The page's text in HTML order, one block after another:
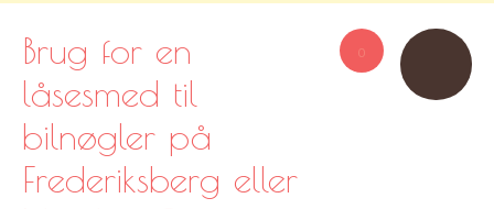
0
Brug for en
låsesmed til
bilnøgler på
Frederiksberg eller